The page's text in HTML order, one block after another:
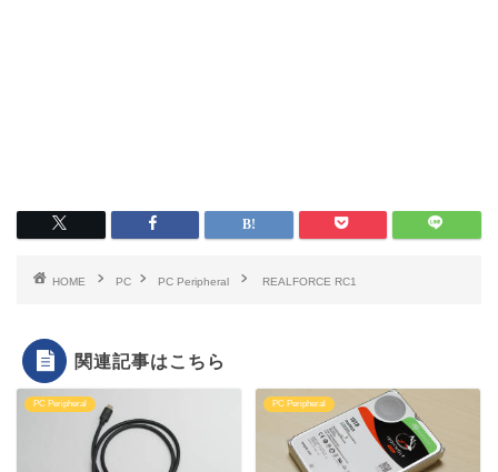
HOME PC PC Peripheral REALFORCE RC1
関連記事はこちら
PC Peripheral PC Peripheral